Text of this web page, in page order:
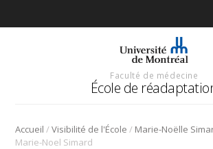
Faculté de médecine
École de
Accueil /Visibilité de l'École /
Marie-Noel Simard